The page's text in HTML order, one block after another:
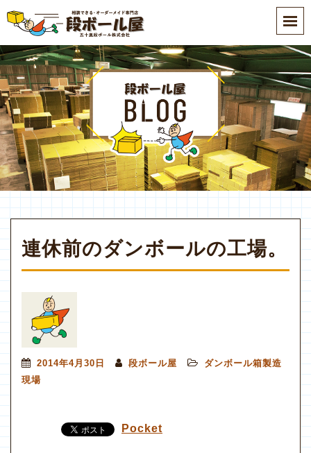
p
t
o
m
a
i
n
c
o
n
e
n
t
連休前のダンボールの工場。
2014年4月30日 段ボール屋
ダンボール箱製造
現場
Pocket